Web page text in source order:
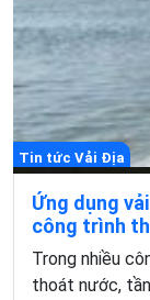
Tin tức Vải Địa
Ứng dụng
công trình
Trong nhiều
thoát nước,